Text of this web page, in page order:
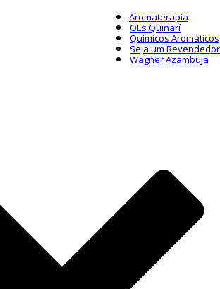
Aromaterapia
OEs Quinarí
Químicos Aromáticos
Seja um Revendedor
Wagner Azambuja